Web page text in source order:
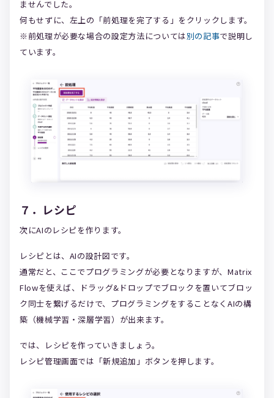
ませんでした。
何もせずに、左上の「前処理を完了する」をクリックします。
※前処理が必要な場合の設定方法については別の記事で説明し
ています。
７．レシピ
次にAIのレシピを作ります。
レシピとは、AIの設計図です。
通常だと、ここでプログラミングが必要となりますが、Matrix
Flowを使えば、ドラッグ&ドロップでブロックを置いてブロッ
ク同士を繋げるだけで、プログラミングをすることなくAIの構
築（機械学習・深層学習）が出来ます。
では、レシピを作っていきましょう。
レシピ管理画面では「新規追加」ボタンを押します。